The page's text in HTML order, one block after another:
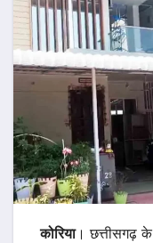
कोरिया। छत्तीसगढ़ के